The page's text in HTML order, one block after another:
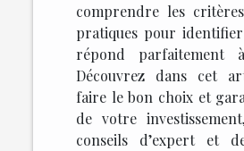
comprendre les
pratiques pour
répond parfaitement
Découvrez dans cet
faire le bon choix et
de votre
conseils d’expert et